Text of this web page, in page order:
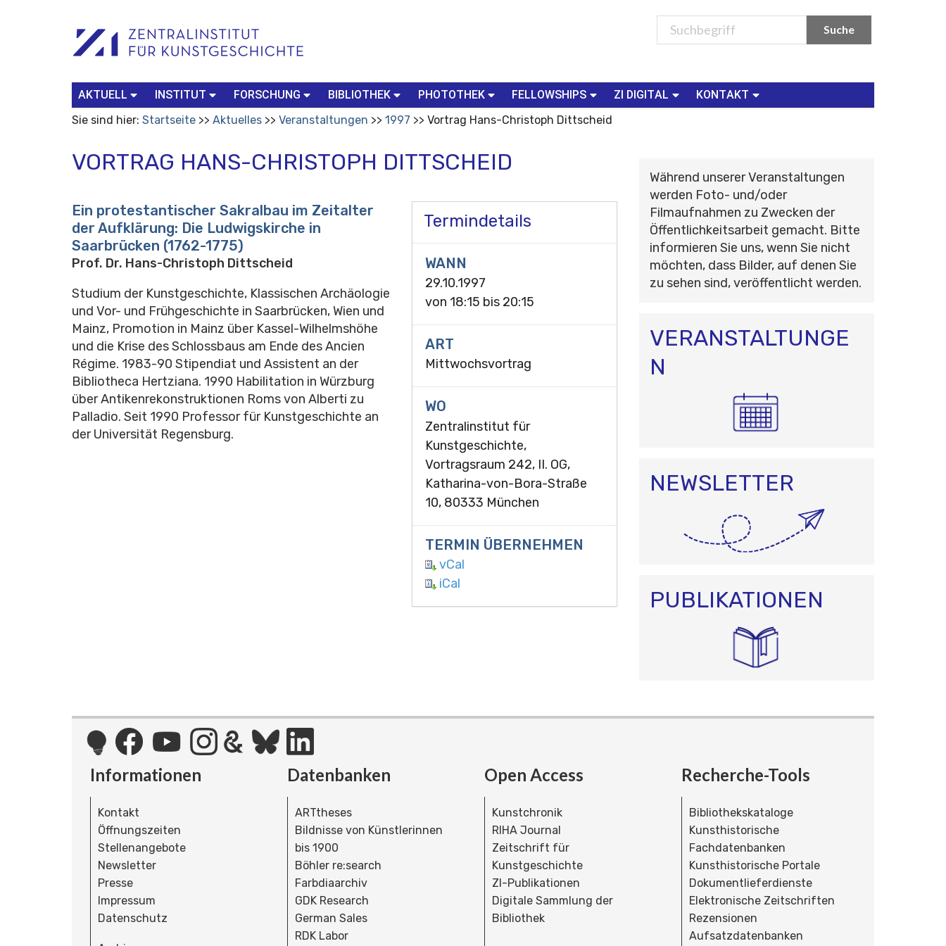
Werkzeuge
Search…
AKTUELL INSTITUT FORSCHUNG BIBLIOTHEK PHOTOTHEK FELLOWSHIPS ZI DIGITAL
KONTAKT
Sie sind hier: Startseite Aktuelles Veranstaltungen 1997 Vortrag Hans-Christoph Dittscheid
VORTRAG HANS-CHRISTOPH DITTSCHEID
Termindetails
WANN
29.10.1997
von 18:15 bis 20:15
ART
Mittwochsvortrag
WO
Zentralinstitut für
Kunstgeschichte,
Vortragsraum 242, II. OG,
Katharina-von-Bora-Straße
10, 80333 München
TERMIN ÜBERNEHMEN
vCal
iCal
Ein protestantischer Sakralbau im Zeitalter
der Aufklärung: Die Ludwigskirche in
Saarbrücken (1762-1775)
Prof. Dr. Hans-Christoph Dittscheid
Studium der Kunstgeschichte, Klassischen Archäologie
und Vor- und Frühgeschichte in Saarbrücken, Wien und
Mainz, Promotion in Mainz über Kassel-Wilhelmshöhe
und die Krise des Schlossbaus am Ende des Ancien
Régime. 1983-90 Stipendiat und Assistent an der
Bibliotheca Hertziana. 1990 Habilitation in Würzburg
über Antikenrekonstruktionen Roms von Alberti zu
Palladio. Seit 1990 Professor für Kunstgeschichte an
der Universität Regensburg.
Während unserer Veranstaltungen
werden Foto- und/oder
Filmaufnahmen zu Zwecken der
Öffentlichkeitsarbeit gemacht. Bitte
informieren Sie uns, wenn Sie nicht
möchten, dass Bilder, auf denen Sie
zu sehen sind, veröffentlicht werden.
VERANSTALTUNGE
N
NEWSLETTER
PUBLIKATIONEN
Informationen
Kontakt
Öffnungszeiten
Stellenangebote
Newsletter
Presse
Impressum
Datenschutz
Datenbanken
ARTtheses
Bildnisse von Künstlerinnen
bis 1900
Böhler re:search
Farbdiaarchiv
GDK Research
German Sales
RDK Labor
Open Access
Kunstchronik
RIHA Journal
Zeitschrift für
Kunstgeschichte
ZI-Publikationen
Digitale Sammlung der
Bibliothek
Recherche-Tools
Bibliothekskataloge
Kunsthistorische
Fachdatenbanken
Kunsthistorische Portale
Dokumentlieferdienste
Elektronische Zeitschriften
Rezensionen
Aufsatzdatenbanken